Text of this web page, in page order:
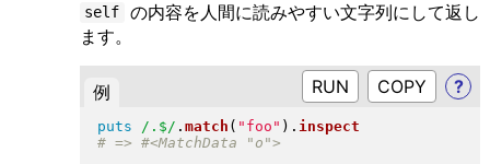
self
の内容を人間に読みやすい文字列にして返し
ます。
例 RUN ?
puts /.$/ . match ( " foo " ) . inspect